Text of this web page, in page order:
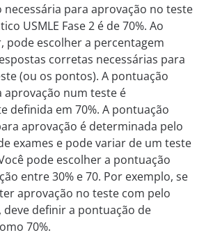
necessária para aprovação no teste
USMLE Fase 2 é de 70%. Ao
pode escolher a percentagem
corretas necessárias para
(ou os pontos). A pontuação
aprovação num teste é
definida em 70%. A pontuação
aprovação é determinada pelo
exames e pode variar de um teste
pode escolher a pontuação
entre 30% e 70. Por exemplo, se
aprovação no teste com pelo
deve definir a pontuação de
70%.